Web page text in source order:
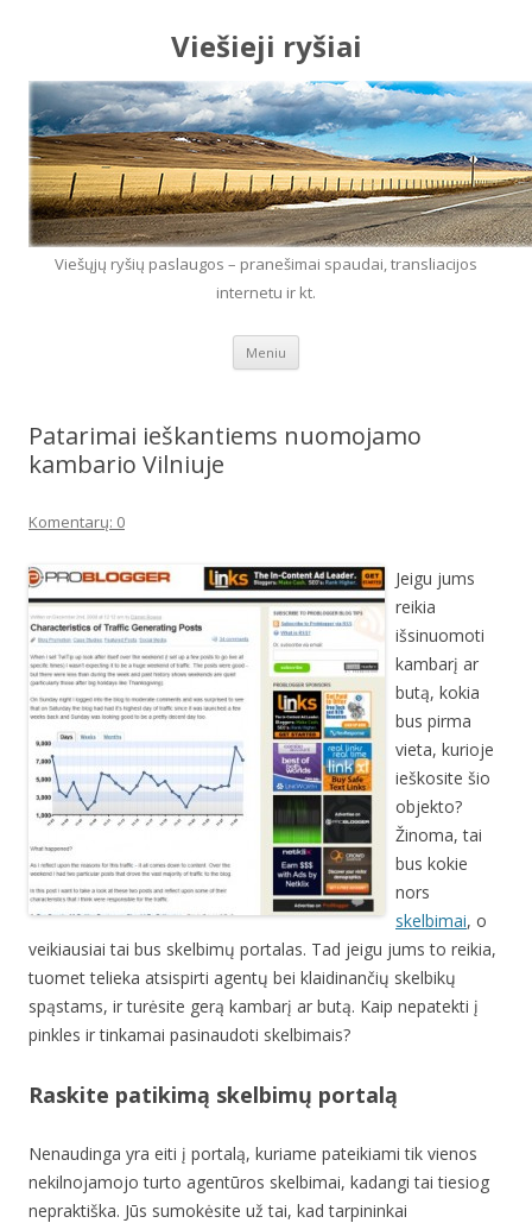
Viešieji ryšiai
Viešųjų ryšių paslaugos – pranešimai spaudai, transliacijos
internetu ir kt.
Meniu
Patarimai ieškantiems nuomojamo
kambario Vilniuje
Komentarų: 0
Jeigu jums
reikia
išsinuomoti
kambarį ar
butą, kokia
bus pirma
vieta, kurioje
ieškosite šio
objekto?
Žinoma, tai
bus kokie
nors
skelbimai, o
veikiausiai tai bus skelbimų portalas. Tad jeigu jums to reikia,
tuomet telieka atsispirti agentų bei klaidinančių skelbikų
spąstams, ir turėsite gerą kambarį ar butą. Kaip nepatekti į
pinkles ir tinkamai pasinaudoti skelbimais?
Raskite patikimą skelbimų portalą
Nenaudinga yra eiti į portalą, kuriame pateikiami tik vienos
nekilnojamojo turto agentūros skelbimai, kadangi tai tiesiog
nepraktiška. Jūs sumokėsite už tai, kad tarpininkai